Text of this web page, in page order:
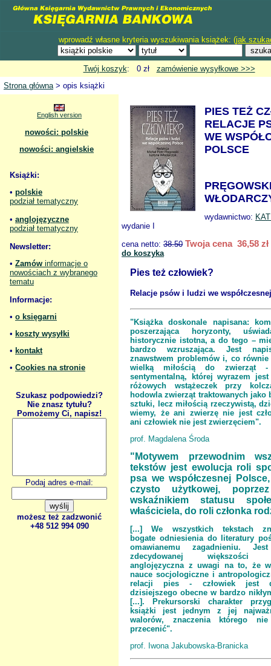
wprowadź własne kryteria wyszukiwania książek: (jak
Twój koszyk: 0 zł zamówienie wysyłkowe >>>
Strona główna> opis książki
English version
nowości: polskie
nowości: angielskie
Książki:
• polskie
podział tematyczny
• anglojęzyczne
podział tematyczny
Newsletter:
• Zamów informacje o
nowościach z wybranego
tematu
Informacje:
• o księgarni
• koszty wysyłki
• kontakt
• Cookies na stronie
Szukasz podpowiedzi?
Nie znasz tytułu?
Pomożemy Ci, napisz!
Podaj adres e-mail:
możesz też zadzwonić
+48 512 994 090
PIES TEŻ
RELACJE
WE
POLSCE
wydawnictwo:
wydanie I
cena netto: 38.50 Twoja cena 36,58 zł
do koszyka
Pies też człowiek?
Relacje psów i ludzi we
"Książka doskonale napisana:
poszerzająca horyzonty,
historycznie istotna, a do tego –
bardzo wzruszająca. Jest
znawstwem problemów i, co równie
wielką miłością do zwierząt
sentymentalną, której wyrazem jest
różowych wstążeczek przy
hodowla zwierząt traktowanych jako
sztuki, lecz miłością rzeczywistą,
wiemy, że ani zwierzę nie jest
ani człowiek nie jest zwierzęciem".
prof. Magdalena Środa
"Motywem przewodnim
tekstów jest ewolucja roli
psa we współczesnej
czysto użytkowej,
wskaźnikiem statusu
właściciela, do roli członka
[...] We wszystkich tekstach
bogate odniesienia do literatury
omawianemu zagadnieniu.
zdecydowanej większości
anglojęzyczna z uwagi na to, że
nauce socjologiczne i
relacji pies - człowiek jest
dzisiejszego obecne w bardzo
[...]. Prekursorski charakter
książki jest jednym z jej
walorów, znaczenia którego
przecenić".
prof. Iwona Jakubowska-Branicka